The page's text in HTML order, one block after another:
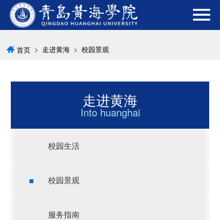
首页 > 走进黄海 > 校园景观
走进黄海
Into huanghai
校园生活
校园景观
服务指南